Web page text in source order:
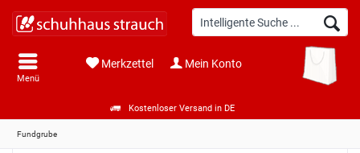
Kostenloser Versand in DE
Menü
Merkzettel Mein Konto
Fundgrube